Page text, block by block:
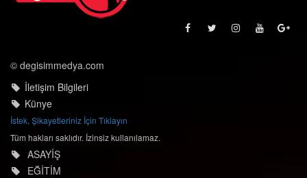
© degisimmedya.com
İletişim Bilgileri
Künye
İstek, Şikayetleriniz İçin Tıklayın
Tüm hakları saklıdır. İzinsiz kullanılamaz.
ASAYİŞ
EĞİTİM